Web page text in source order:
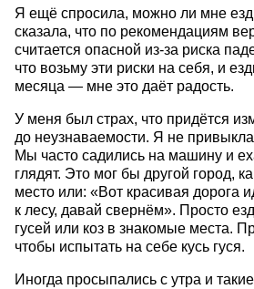
Я ещё спросила, можно ли мне
сказала, что по рекомендациям
считается опасной из-за риска
что возьму эти риски на себя, и
месяца — мне это даёт радость.
У меня был страх, что придётся
до неузнаваемости. Я не
Мы часто садились на машину и
глядят. Это мог бы другой город,
место или: «Вот красивая дорога
к лесу, давай свернём». Просто
гусей или коз в знакомые места.
чтобы испытать на себе кусь гуся.
Иногда просыпались с утра и